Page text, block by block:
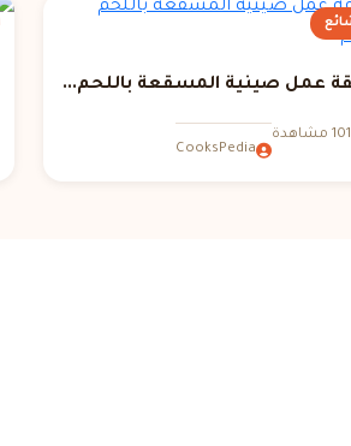
عمل صينية المسقعة باللحم...
CooksPedia